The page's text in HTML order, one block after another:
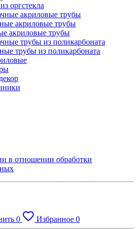
оргстекла
акриловые трубы
акриловые трубы
акриловые трубы
трубы из поликарбоната
трубы из поликарбоната
в отношении обработки
0 Избранное 0